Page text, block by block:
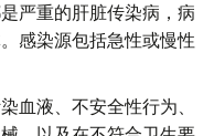
严重的肝脏传染病，病
感染源包括急性或慢性
血液、不安全性行为、